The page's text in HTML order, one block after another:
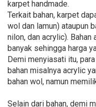
karpet handmade.
Terkait bahan, karpet
wol dan lamun) ataupun
nilon, dan acrylic).
banyak sehingga harga
Demi menyiasati itu,
bahan misalnya acrylic
bahan wol, namun
Selain dari bahan, demi